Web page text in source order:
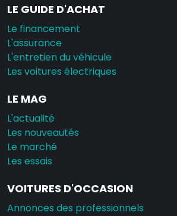
LE GUIDE D'ACHAT
Le financement
L'assurance
L'entretien du véhicule
Les voitures électriques
LE MAG
L'actualité
Les nouveautés
Le marché
Les essais
VOITURES D'OCCASION
Annonces des professionnels